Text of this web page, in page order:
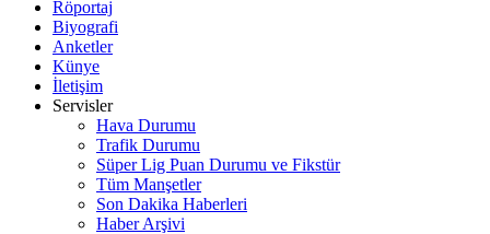
Röportaj
Biyografi
Anketler
Künye
İletişim
Servisler
Hava Durumu
Trafik Durumu
Süper Lig Puan Durumu ve Fikstür
Tüm Manşetler
Son Dakika Haberleri
Haber Arşivi